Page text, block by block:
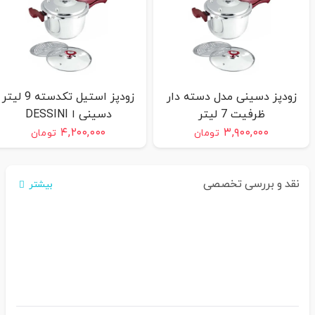
زودپز دسینی مدل دسته دار
ظرفیت 7 لیتر
۳,۹۰۰,۰۰۰ تومان
زودپز استیل تکدسته 9 لیتر
دسینی ا DESSINI
۴,۲۰۰,۰۰۰ تومان
نقد و بررسی تخصصی بیشتر